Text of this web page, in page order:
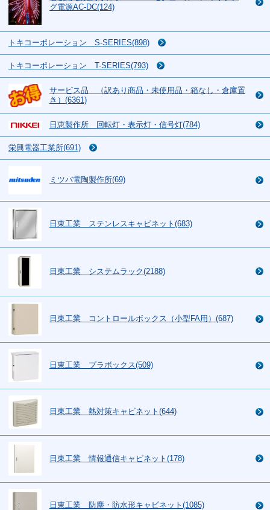
グ電源AC-DC(124)
トキコーポレーション S-SERIES(898)
トキコーポレーション T-SERIES(793)
サービス品 （訳あり商品・未使用品・箱なし・倉庫置
き）(6361)
日恵製作所 回転灯・表示灯・信号灯(784)
栄興電器工業所(691)
ミツバ電陶製作所(69)
日東工業 ステンレスキャビネット(683)
日東工業 システムラック(2188)
日東工業 コントロールボックス（小型FA用）(687)
日東工業 プラボックス(509)
日東工業 熱対策キャビネット(644)
日東工業 情報通信キャビネット(178)
日東工業 防塵・防水形キャビネット(1085)